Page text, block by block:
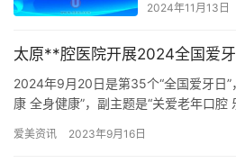
2024年11月13日
太原**腔医院开展2024全国爱
2024年9月20日是第35个“全国爱牙日”
康 全身健康”，副主题是“关爱老年口腔
爱美资讯 2023年9月16日